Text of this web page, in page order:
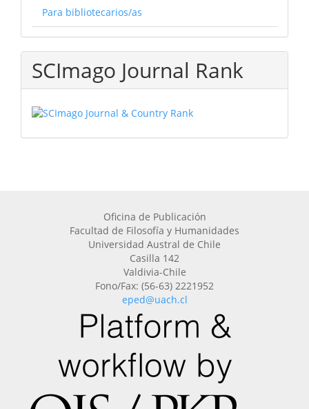
Para bibliotecarios/as
SCImago Journal Rank
Oficina de Publicación
Facultad de Filosofía y Humanidades
Universidad Austral de Chile
Casilla 142
Valdivia-Chile
Fono/Fax: (56-63) 2221952
eped@uach.cl